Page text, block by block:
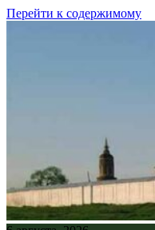
Перейти к содержимому